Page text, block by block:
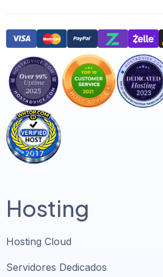
Hosting
Hosting Cloud
Servidores Dedicados